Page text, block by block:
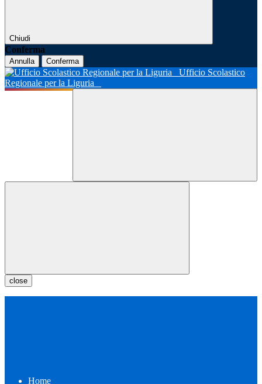
Chiudi
Conferma
Annulla Conferma
Ufficio Scolastico
Regionale per la Liguria
close
Home